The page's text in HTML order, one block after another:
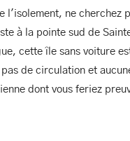
TEAM AURORA
CONFORT
l'isolement, ne cherchez
à la pointe sud de
cette île sans voiture
de circulation et
dont vous feriez